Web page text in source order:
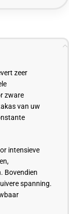
zeer
zware
van uw
intensieve
Bovendien
spanning.